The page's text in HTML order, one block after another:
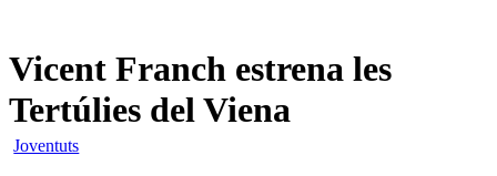
Vicent Franch estrena les
Tertúlies del Viena
Joventuts